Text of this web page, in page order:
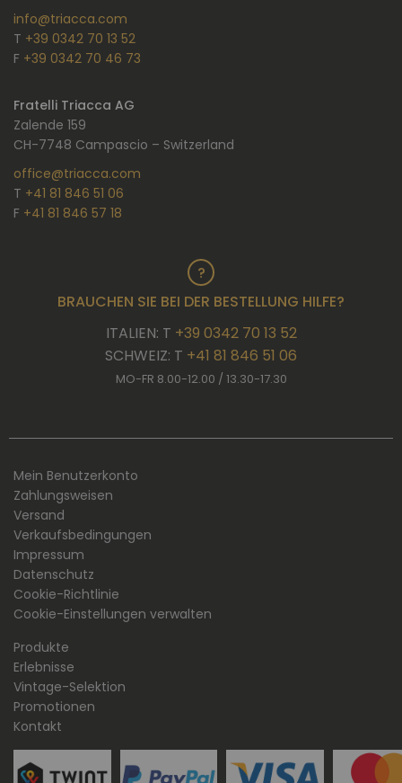
info@triacca.com
T +39 0342 70 13 52
F +39 0342 70 46 73
Fratelli Triacca AG
Zalende 159
CH-7748 Campascio – Switzerland
office@triacca.com
T +41 81 846 51 06
F +41 81 846 57 18
BRAUCHEN SIE BEI DER BESTELLUNG HILFE?
ITALIEN: T +39 0342 70 13 52
SCHWEIZ: T +41 81 846 51 06
MO-FR 8.00-12.00 / 13.30-17.30
Mein Benutzerkonto
Zahlungsweisen
Versand
Verkaufsbedingungen
Impressum
Datenschutz
Cookie-Richtlinie
Cookie-Einstellungen verwalten
Produkte
Erlebnisse
Vintage-Selektion
Promotionen
Kontakt